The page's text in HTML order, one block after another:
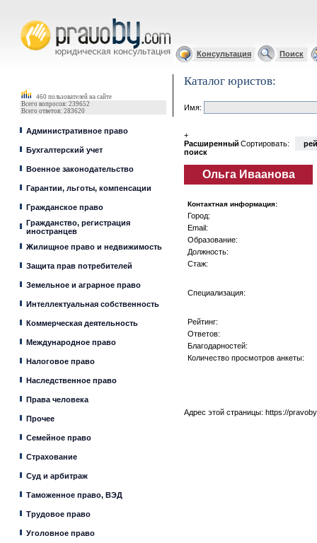
Консультация Поиск
460 пользователей на сайте
Всего вопросов: 239652
Всего ответов: 283620
Административное право
Бухгалтерский учет
Военное законодательство
Гарантии, льготы, компенсации
Гражданское право
Гражданство, регистрация
иностранцев
Жилищное право и недвижимость
Защита прав потребителей
Земельное и аграрное право
Интеллектуальная собственность
Коммерческая деятельность
Международное право
Налоговое право
Наследственное право
Права человека
Прочее
Семейное право
Страхование
Суд и арбитраж
Таможенное право, ВЭД
Трудовое право
Уголовное право
Каталог юристов:
Имя:
+
Расширенный
поиск
Сортировать:
Ольга Иваанова
Контактная информация:
Город:
Email:
Образование:
Должность:
Стаж:
Специализация:
Рейтинг:
Ответов:
Благодарностей:
Количество просмотров анкеты:
Адрес этой страницы: https://